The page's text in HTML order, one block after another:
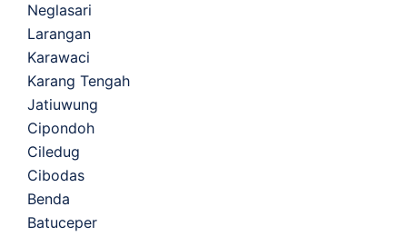
Neglasari
Larangan
Karawaci
Karang Tengah
Jatiuwung
Cipondoh
Ciledug
Cibodas
Benda
Batuceper